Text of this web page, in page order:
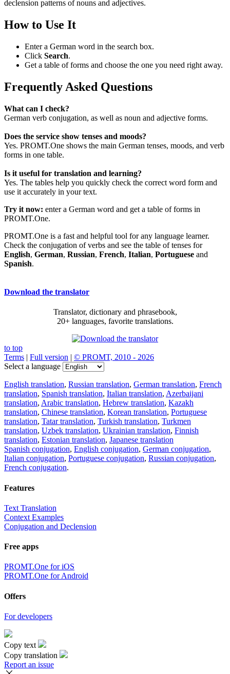
declension patterns of nouns and adjectives.
How to Use It
Enter a German word in the search box.
Click Search.
Get a table of forms and choose the one you need right away.
Frequently Asked Questions
What can I check?
German verb conjugation, as well as noun and adjective forms.
Does the service show tenses and moods?
Yes. PROMT.One shows the main German tenses, moods, and verb
forms in one table.
Is it useful for translation and learning?
Yes. The tables help you quickly check the correct word form and
use it accurately in your text.
Try it now: enter a German word and get a table of forms in
PROMT.One.
PROMT.One is a fast and helpful tool for any language learner.
Check the conjugation of verbs and see the table of tenses for
English, German, Russian, French, Italian, Portuguese and
Spanish.
Download the translator
Translator, dictionary and phrasebook,
20+ languages, favorite translations.
to top
Terms | Full version | © PROMT, 2010 - 2026
Select a language
English translation, Russian translation, German translation, French
translation, Spanish translation, Italian translation, Azerbaijani
translation, Arabic translation, Hebrew translation, Kazakh
translation, Chinese translation, Korean translation, Portuguese
translation, Tatar translation, Turkish translation, Turkmen
translation, Uzbek translation, Ukrainian translation, Finnish
translation, Estonian translation, Japanese translation
Spanish conjugation, English conjugation, German conjugation,
Italian conjugation, Portuguese conjugation, Russian conjugation,
French conjugation.
Features
Text Translation
Context Examples
Conjugation and Declension
Free apps
PROMT.One for iOS
PROMT.One for Android
Offers
For developers
Copy text
Copy translation
Report an issue